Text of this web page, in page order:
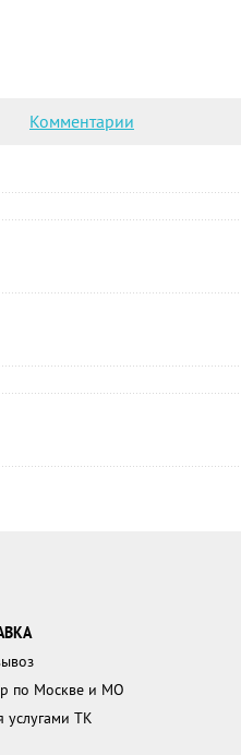
Комментарии
по Москве и МО
услугами ТК